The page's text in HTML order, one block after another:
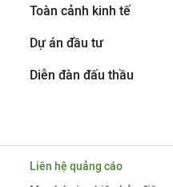
Toàn cảnh kinh tế
Dự án đầu tư
Diễn đàn đấu thầu
Liên hệ quảng cáo